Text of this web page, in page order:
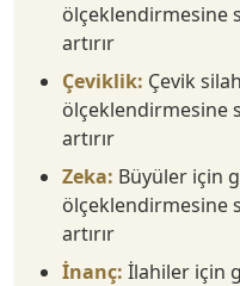
ölçeklendirmesine
artırır
Çeviklik: Çevik
ölçeklendirmesine
artırır
Zeka: Büyüler için
ölçeklendirmesine
artırır
İnanç: İlahiler için